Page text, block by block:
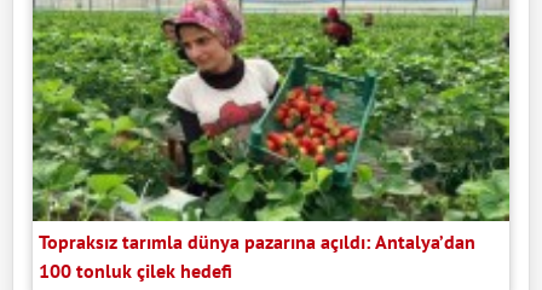
Topraksız tarımla dünya pazarına açıldı: Antalya’dan
100 tonluk çilek hedefi